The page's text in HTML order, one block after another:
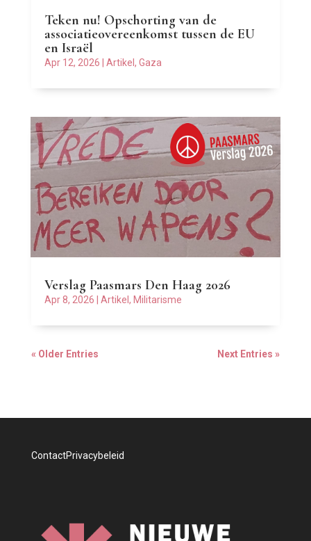
Teken nu! Opschorting van de
associatieovereenkomst tussen de EU
en Israël
Apr 12, 2026 Artikel , Gaza
Verslag Paasmars Den Haag 2026
Apr 8, 2026 Artikel , Militarisme
« Older Entries Next Entries »
ContactPrivacybeleid